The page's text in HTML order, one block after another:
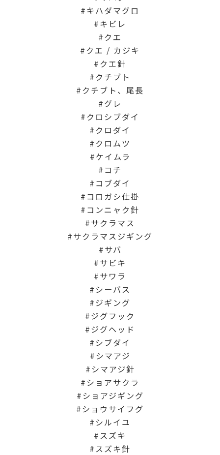
キハダマグロ
キビレ
クエ
クエ / カジキ
クエ針
クチブト
クチブト、尾長
グレ
クロシブダイ
クロダイ
クロムツ
ケイムラ
コチ
コブダイ
コロガシ仕掛
コンニャク針
サクラマス
サクラマスジギング
サバ
サビキ
サワラ
シーバス
ジギング
ジグフック
ジグヘッド
シブダイ
シマアジ
シマアジ針
ショアサクラ
ショアジギング
ショウサイフグ
シルイユ
スズキ
スズキ針